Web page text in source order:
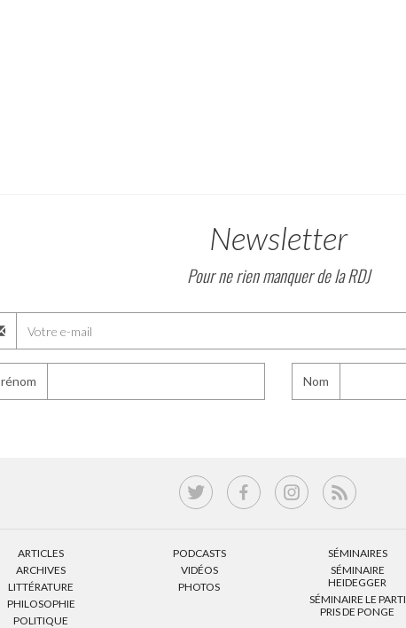
Newsletter
Pour ne rien manquer de la RDJ
Nom
ARTICLES
ARCHIVES
LITTÉRATURE
PHILOSOPHIE
POLITIQUE
PODCASTS
VIDÉOS
PHOTOS
SÉMINAIRES
SÉMINAIRE
HEIDEGGER
SÉMINAIRE LE PARTI
PRIS DE PONGE